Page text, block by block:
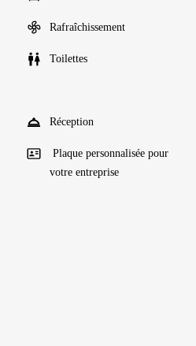
Rafraîchissement
Toilettes
Réception
Plaque personnalisée pour
votre entreprise